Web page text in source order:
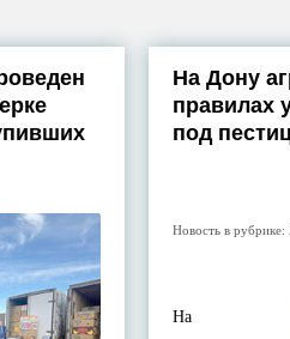
На Дону
правилах
под
Новость в рубрике:
На